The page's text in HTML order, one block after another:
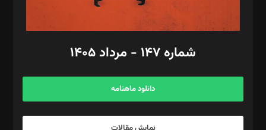
مد‌یر توسعه تجاری: کامبیز برید‌
امور مالی: شاپور رهبری، محمد‌ کاظمی‌نیا
آگهی و مشترکین: ۰۹۱۹۹۹۹۰۴۵۴
شماره ۱۴۷ - مرداد ۱۴۰۵
دانلود ماهنامه